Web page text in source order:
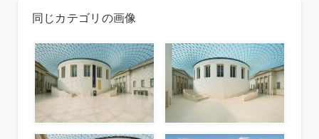
同じカテゴリの画像